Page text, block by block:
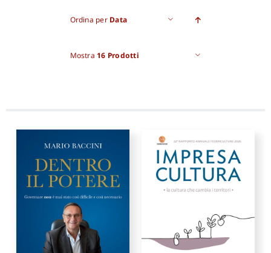
Ordina per Data
Mostra 16 Prodotti